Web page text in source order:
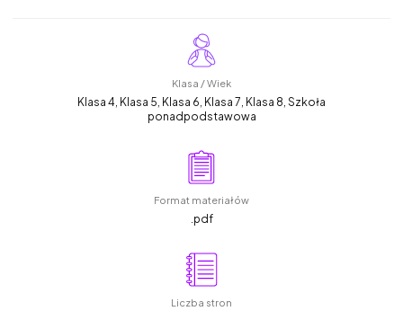
Klasa / Wiek
Klasa 4, Klasa 5, Klasa 6, Klasa 7, Klasa 8, Szkoła
ponadpodstawowa
Format materiałów
.pdf
Liczba stron